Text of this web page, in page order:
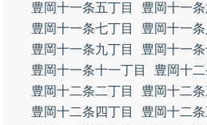
豊岡十一条五丁目
豊岡十一条
豊岡十一条七丁目
豊岡十一条
豊岡十一条九丁目
豊岡十一条
豊岡十一条十一丁目
豊岡十
豊岡十二条二丁目
豊岡十二条
豊岡十二条四丁目
豊岡十二条